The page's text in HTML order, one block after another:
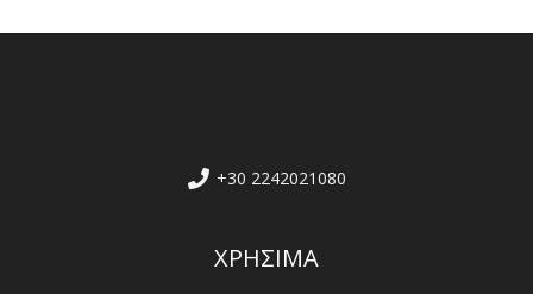
+30 2242021080
ΧΡΗΣΙΜΑ